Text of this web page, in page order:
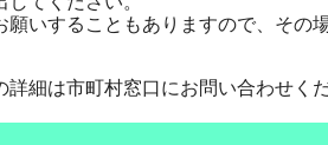
いすることもありますので、その
細は市町村窓口にお問い合わせくだ